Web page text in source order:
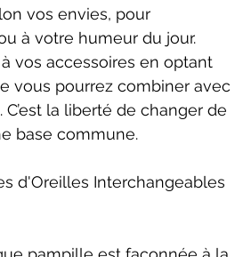
vos envies, pour
à votre humeur du jour.
vos accessoires en optant
vous pourrez combiner avec
la liberté de changer de
base commune.
d'Oreilles Interchangeables